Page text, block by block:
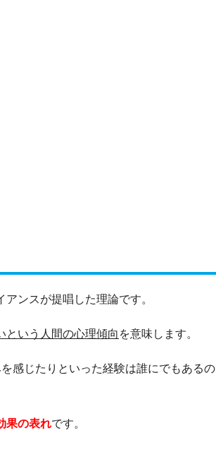
ンスが提唱した理論です。
という人間の心理傾向 を意味します。
感じたりといった経験は誰にでもあるの
果の表れです。